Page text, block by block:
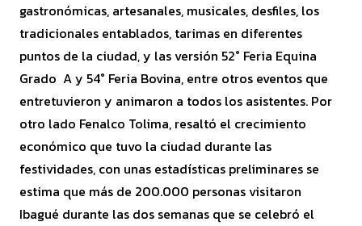
gastronómicas, artesanales, musicales, desfiles, los
tradicionales entablados, tarimas en diferentes
puntos de la ciudad, y las versión 52° Feria Equina
Grado A y 54° Feria Bovina, entre otros eventos que
entretuvieron y animaron a todos los asistentes. Por
otro lado Fenalco Tolima, resaltó el crecimiento
económico que tuvo la ciudad durante las
festividades, con unas estadísticas preliminares se
estima que más de 200.000 personas visitaron
Ibagué durante las dos semanas que se celebró el